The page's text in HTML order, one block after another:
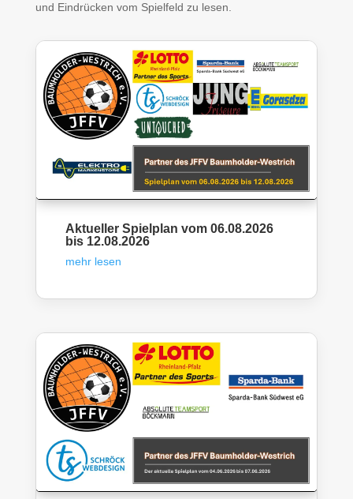
und Eindrücken vom Spielfeld zu lesen.
Aktueller Spielplan vom 06.08.2026
bis 12.08.2026
mehr lesen